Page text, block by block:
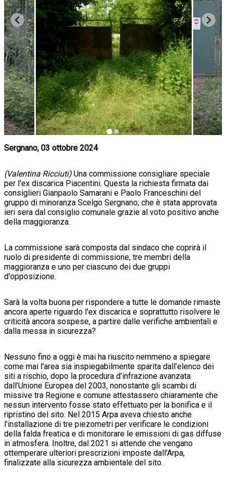
Sergnano, 03 ottobre 2024
(Valentina Ricciuti) Una commissione consigliare speciale
per l'ex discarica Piacentini. Questa la richiesta firmata dai
consiglieri Gianpaolo Samarani e Paolo Franceschini del
gruppo di minoranza Scelgo Sergnano, che è stata approvata
ieri sera dal consiglio comunale grazie al voto positivo anche
della maggioranza.
La commissione sarà composta dal sindaco che coprirà il
ruolo di presidente di commissione, tre membri della
maggioranza e uno per ciascuno dei due gruppi
d'opposizione.
Sarà la volta buona per rispondere a tutte le domande rimaste
ancora aperte riguardo l'ex discarica e soprattutto risolvere le
criticità ancora sospese, a partire dalle verifiche ambientali e
dalla messa in sicurezza?
Nessuno fino a oggi è mai ha riuscito nemmeno a spiegare
come mai l'area sia inspiegabilmente sparita dall’elenco dei
siti a rischio, dopo la procedura d’infrazione avanzata
dall’Unione Europea del 2003, nonostante gli scambi di
missive tra Regione e comune attestassero chiaramente che
nessun intervento fosse stato effettuato per la bonifica e il
ripristino del sito. Nel 2015 Arpa aveva chiesto anche
l'installazione di tre piezometri per verificare le condizioni
della falda freatica e di monitorare le emissioni di gas diffuse
in atmosfera. Inoltre, dal 2021 si attende che vengano
ottemperare ulteriori prescrizioni imposte dall'Arpa,
finalizzate alla sicurezza ambientale del sito.